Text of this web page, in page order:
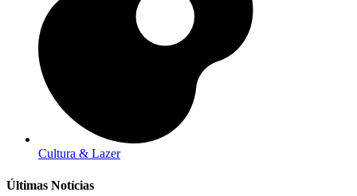
Cultura & Lazer
Últimas Notícias